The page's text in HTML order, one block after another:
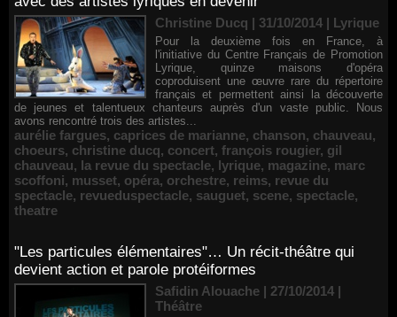
Christine Ducq | 31/10/2014 | Lyrique
Pour la deuxième fois en France, à
l'initiative du Centre Français de Promotion
Lyrique, quinze maisons d'opéra
coproduisent une œuvre rare du répertoire
français et permettent ainsi la découverte
de jeunes et talentueux chanteurs auprès d'un vaste public. Nous
avons rencontré trois des artistes...
aurélie fargues, caprices de marianne, chanson, chauveau,
choeurs, christine ducq, concert, françois rougier, gil
chauveau, la revue du spectacle, lyrique, magazine, marc
scoffoni, musset, opéra, orchestre, reims, revue du
spectacle, revueduspectacle, sauguet, scene, spectacle,
theatre
"Les particules élémentaires"… Un récit-théâtre qui
devient action et parole protéiformes
Safidin Alouache | 27/10/2014 |
Théâtre